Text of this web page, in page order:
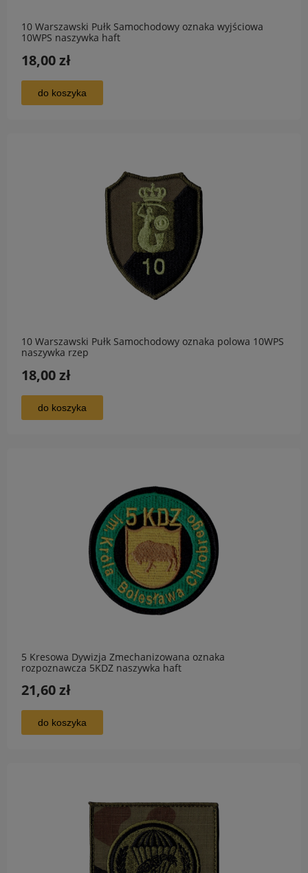
10 Warszawski Pułk Samochodowy oznaka wyjściowa
10WPS naszywka haft
18,00 zł
do koszyka
10 Warszawski Pułk Samochodowy oznaka polowa 10WPS
naszywka rzep
18,00 zł
do koszyka
5 Kresowa Dywizja Zmechanizowana oznaka
rozpoznawcza 5KDZ naszywka haft
21,60 zł
do koszyka